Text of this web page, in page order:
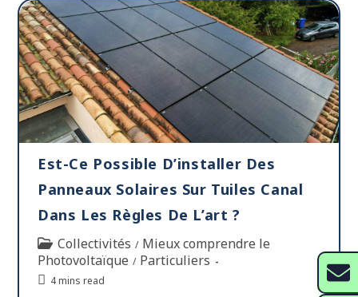
Est-Ce Possible D’installer Des
Panneaux Solaires Sur Tuiles Canal
Dans Les Règles De L’art ?
Collectivités / Mieux comprendre le
Photovoltaïque / Particuliers
4 mins read